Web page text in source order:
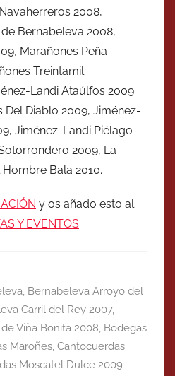
2008,
Bernabeleva 2008,
Marañones Peña
Treintamil
Landi Ataúlfos 2009
Del Diablo 2009, Jiménez-
Jiménez-Landi Piélago
2009, La
Bala 2010.
y os añado esto al
Y EVENTOS.
, Bernabeleva Arroyo del
Carril del Rey 2007,
Viña Bonita 2008, Bodegas
Maroñes, Cantocuerdas
Moscatel Dulce 2009